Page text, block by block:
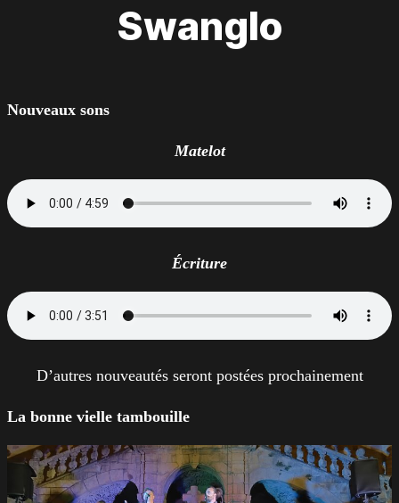
Swanglo
Nouveaux sons
Matelot
Écriture
D’autres nouveautés seront postées prochainement
La bonne vielle tambouille